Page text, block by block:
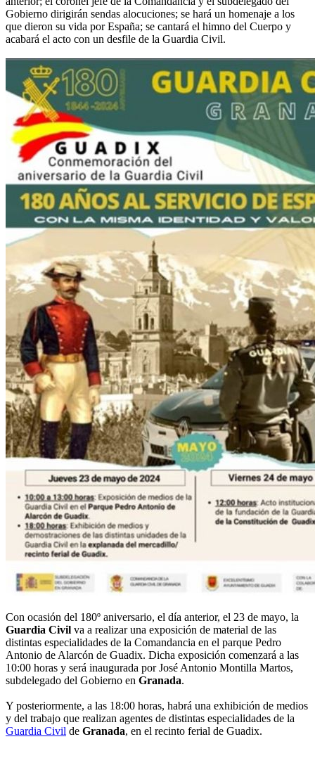
Gobierno dirigirán sendas alocuciones; se hará un homenaje a los
que dieron su vida por España; se cantará el himno del Cuerpo y
acabará el acto con un desfile de la Guardia Civil.
Con ocasión del 180º aniversario, el día anterior, el 23 de mayo, la
Guardia Civil va a realizar una exposición de material de las
distintas especialidades de la Comandancia en el parque Pedro
Antonio de Alarcón de Guadix. Dicha exposición comenzará a las
10:00 horas y será inaugurada por José Antonio Montilla Martos,
subdelegado del Gobierno en Granada.
Y posteriormente, a las 18:00 horas, habrá una exhibición de medios
y del trabajo que realizan agentes de distintas especialidades de la
Guardia Civil de Granada, en el recinto ferial de Guadix.